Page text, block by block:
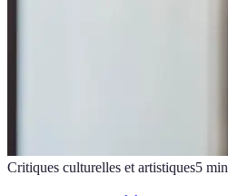
Critiques culturelles et artistiques5 min